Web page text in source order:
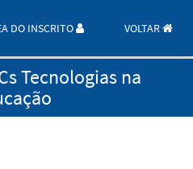
DO INSCRITO VOLTAR
Tecnologias na